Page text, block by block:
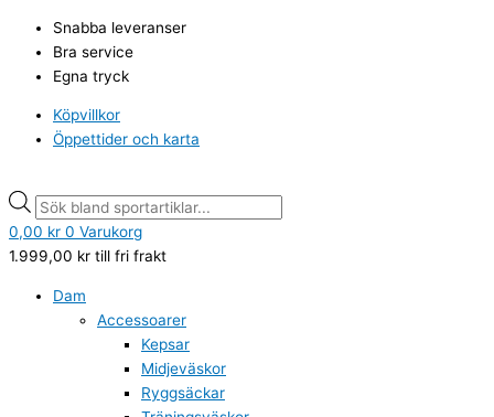
innehåll
Snabba leveranser
Bra service
Egna tryck
Köpvillkor
Öppettider och karta
search
0,00 kr 0 Varukorg
1.999,00 kr till fri frakt
Dam
Accessoarer
Kepsar
Midjeväskor
Ryggsäckar
search
Biggles
mitten
Peacock